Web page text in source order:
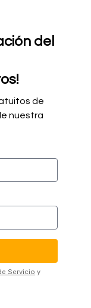
del
de
nuestra
Servicio y